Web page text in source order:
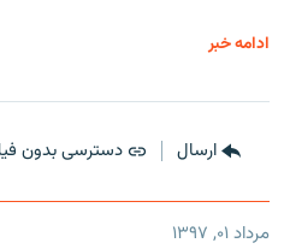
ادامه خبر
ارسال دسترسی بدون
مرداد ۰۱, ۱۳۹۷